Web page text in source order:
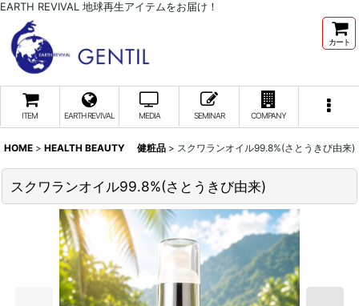
EARTH REVIVAL 地球再生アイテムをお届け！
カート
ITEM EARTH REVIVAL MEDIA SEMINAR COMPANY
HOME > HEALTH BEAUTY 健粧品 > スクワランオイル99.8%(さとうきび由来)
スクワランオイル99.8%(さとうきび由来)